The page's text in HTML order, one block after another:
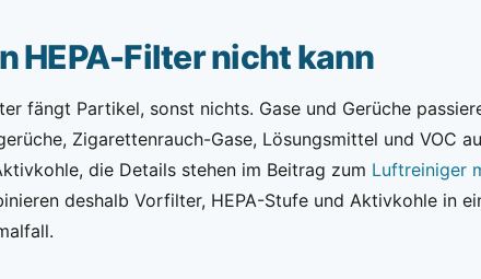
HEPA-Filter nicht kann
fängt Partikel, sonst nichts. Gase und Gerüche
Zigarettenrauch-Gase, Lösungsmittel und VOC
die Details stehen im Beitrag zum Luftreiniger
deshalb Vorfilter, HEPA-Stufe und Aktivkohle in